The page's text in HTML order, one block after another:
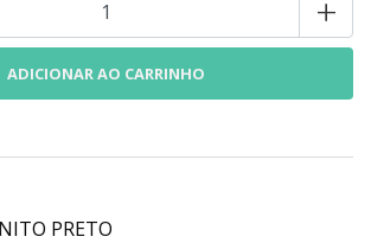
+
PRETO